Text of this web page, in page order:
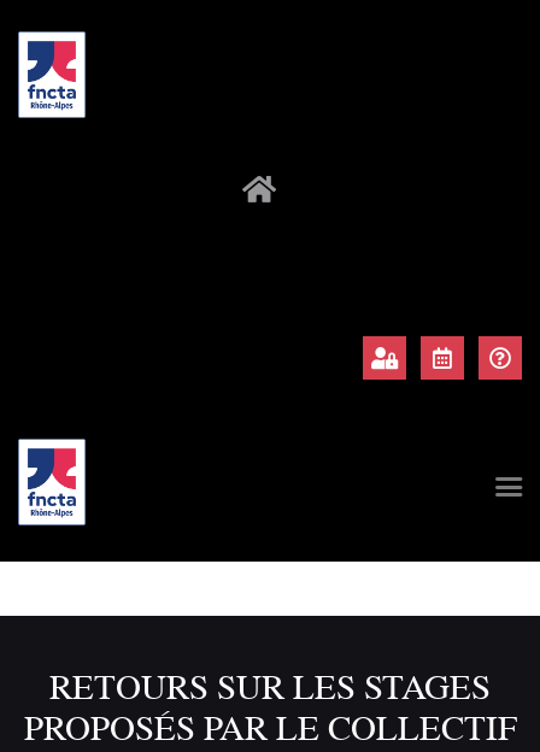
RETOURS SUR LES STAGES
PROPOSÉS PAR LE COLLECTIF